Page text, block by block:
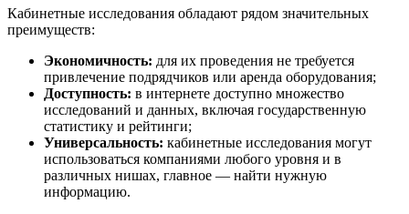
Кабинетные исследования обладают рядом значительных
преимуществ:
Экономичность: для их проведения не требуется
привлечение подрядчиков или аренда оборудования;
Доступность: в интернете доступно множество
исследований и данных, включая государственную
статистику и рейтинги;
Универсальность: кабинетные исследования могут
использоваться компаниями любого уровня и в
различных нишах, главное — найти нужную
информацию.